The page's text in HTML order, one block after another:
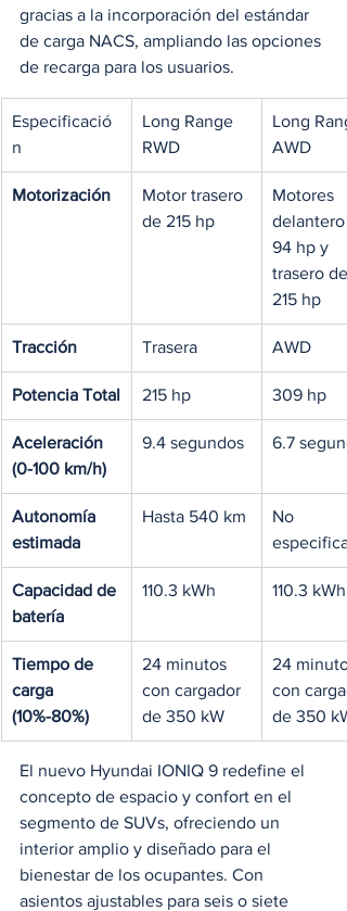
gracias a la incorporación del estándar
de carga NACS, ampliando las opciones
de recarga para los usuarios.
Especificació
n
Long Range
RWD
Long
AWD
Motorización
Motor trasero
de 215 hp
Motores
delantero
94 hp y
trasero de
215 hp
Tracción Trasera AWD
Potencia Total 215 hp 309 hp
Aceleración
(0-100 km/h)
9.4 segundos 6.7
Autonomía
estimada
Hasta 540 km
No
Capacidad de
batería
110.3 kWh 110.3 kWh
Tiempo de
carga
(10%-80%)
24 minutos
con cargador
de 350 kW
24
con
de 350 kW
El nuevo Hyundai IONIQ 9 redefine el
concepto de espacio y confort en el
segmento de SUVs, ofreciendo un
interior amplio y diseñado para el
bienestar de los ocupantes. Con
asientos ajustables para seis o siete